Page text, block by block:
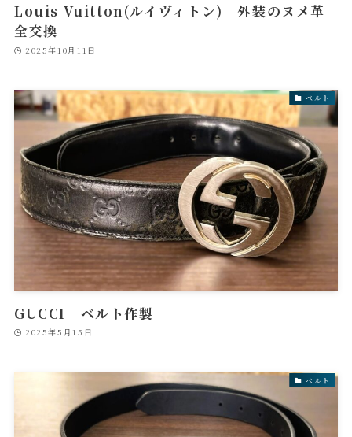
Louis Vuitton(ルイヴィトン) 外装のヌメ革
全交換
2025年10月11日
ベルト
GUCCI ベルト作製
2025年5月15日
ベルト